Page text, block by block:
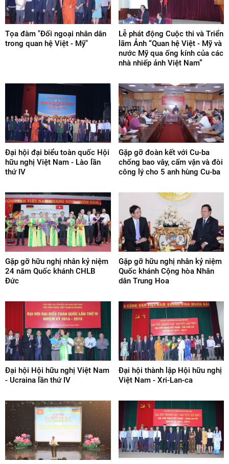
Tọa đàm "Đối ngoại nhân dân
trong quan hệ Việt - Mỹ"
Lễ phát động Cuộc thi và Triển
lãm Ảnh “Quan hệ Việt - Mỹ và
nước Mỹ qua ống kính của các
nhà nhiếp ảnh Việt Nam”
Đại hội đại biểu toàn quốc Hội
hữu nghị Việt Nam - Lào lần
thứ IV
Gặp gỡ đoàn kết với Cu-ba
chống bao vây, cấm vận và đòi
công lý cho 5 anh hùng Cu-ba
Gặp gỡ hữu nghị nhân kỷ niệm
24 năm Quốc khánh CHLB
Đức
Gặp gỡ hữu nghị nhân kỷ niệm
Quốc khánh Cộng hòa Nhân
dân Trung Hoa
Đại hội Hội hữu nghị Việt Nam
- Ucraina lần thứ IV
Đại hội thành lập Hội hữu nghị
Việt Nam - Xri-Lan-ca